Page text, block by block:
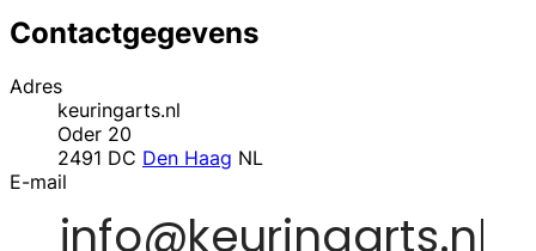
Contactgegevens
Adres
keuringarts.nl
Oder 20
2491 DC Den Haag NL
E-mail